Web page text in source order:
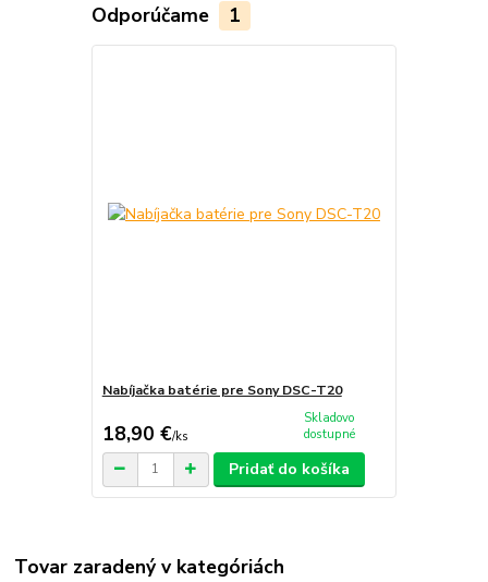
Odporúčame 1
Nabíjačka batérie pre Sony DSC-T20
18,90 €/ks
Skladovo
dostupné
Pridať do košíka
Tovar zaradený v kategóriách